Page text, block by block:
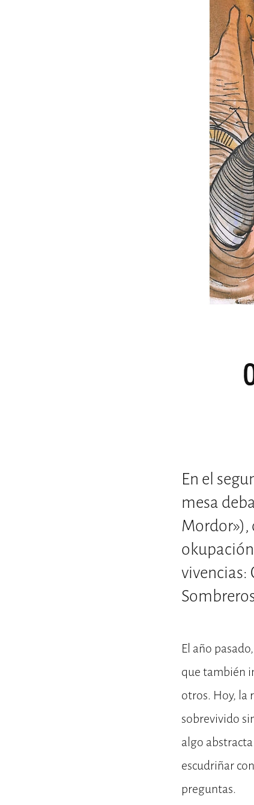
En el
mesa
Mordor»),
vivencias:
El año
que también
otros. Hoy, la
sobrevivido
algo
escudriñar
preguntas.